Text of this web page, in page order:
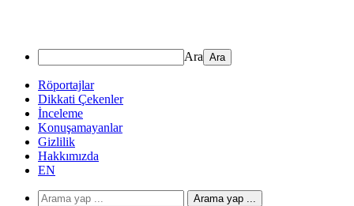
Ara
Röportajlar
Dikkati Çekenler
İnceleme
Konuşamayanlar
Gizlilik
Hakkımızda
EN
Arama yap ...